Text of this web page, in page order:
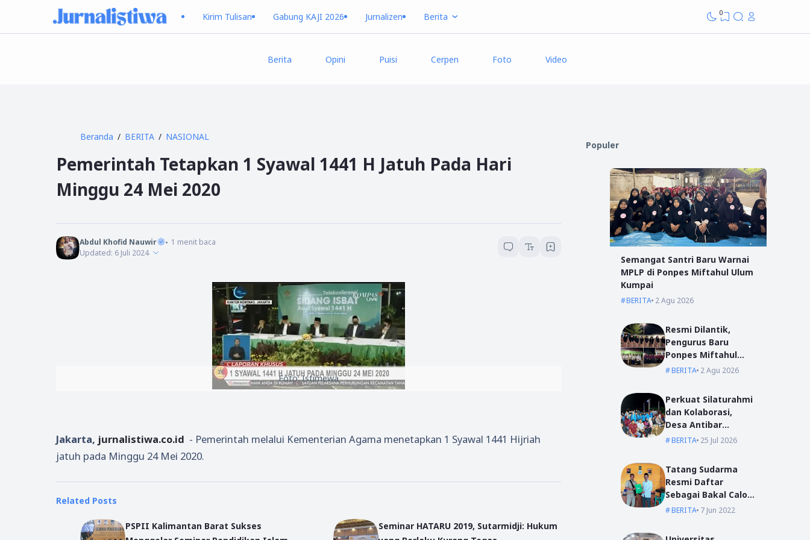
Kirim Tulisan Gabung KAJI 2026 Jurnalizen Berita 0
Berita Opini Puisi Cerpen Foto Video
Beranda BERITA NASIONAL
Pemerintah Tetapkan 1 Syawal 1441 H Jatuh Pada Hari
Minggu 24 Mei 2020
Abdul Khofid Nauwir 1 menit baca
Updated: 6 Juli 2024
Foto: Istimewa
Jakarta, jurnalistiwa.co.id - Pemerintah melalui Kementerian Agama menetapkan 1 Syawal 1441 Hijriah
jatuh pada Minggu 24 Mei 2020.
Related Posts
PSPII Kalimantan Barat Sukses
Seminar HATARU 2019, Sutarmidji: Hukum
Populer
Semangat Santri Baru Warnai
MPLP di Ponpes Miftahul Ulum
Kumpai
BERITA 2 Agu 2026
Resmi Dilantik,
Pengurus Baru
Ponpes Miftahul
Ulum Siap Emban
BERITA 2 Agu 2026
Perkuat Silaturahmi
dan Kolaborasi,
Desa Antibar
Sambut Mahasiswa
BERITA 25 Jul 2026
Tatang Sudarma
Resmi Daftar
Sebagai Bakal Calon
Kepala Desa Mas
BERITA 7 Jun 2022